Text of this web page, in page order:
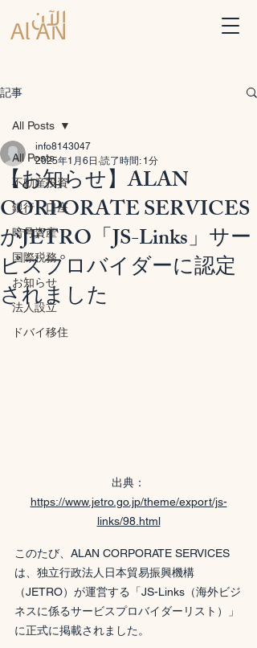
記事
All Posts
不動産投資
銀行・口座
暗号資産
国際税務
お知らせ
法人設立
ドバイ移住
All Posts
【お知らせ】ALAN
CORPORATE SERVICES
がJETRO「JS-Links」サー
ビスプロバイダーに認定
されました
info8143047
2025年1月6日 読了時間: 1分
出典：
https://www.jetro.go.jp/theme/export/js-
links/98.html
このたび、ALAN CORPORATE SERVICES
は、独立行政法人日本貿易振興機構
（JETRO）が運営する「JS-Links（海外ビジ
ネスに係るサービスプロバイダーリスト）」
に正式に掲載されました。